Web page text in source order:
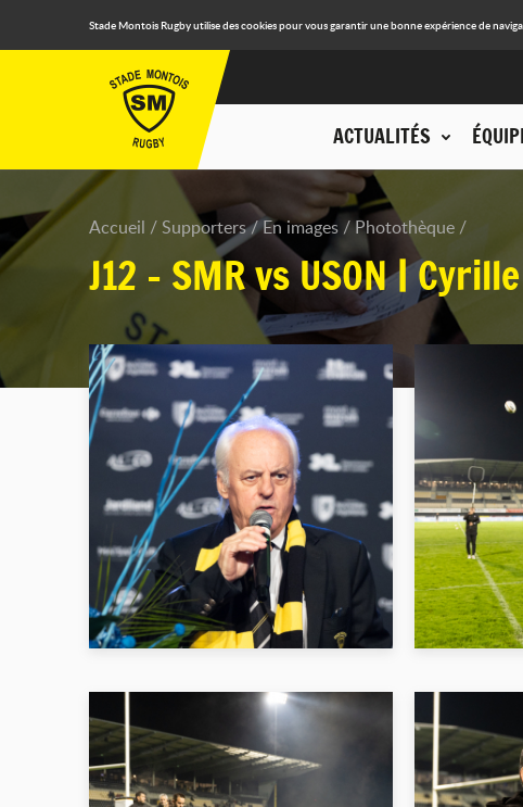
Stade Montois Rugby utilise des cookies pour vous garantir une bonne expérience de
ACTUALITÉS
Accueil Supporters En images Photothèque
J12 - SMR vs USON |